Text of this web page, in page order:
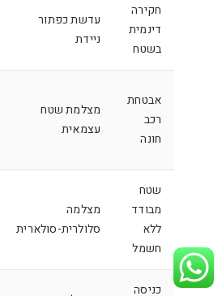
חקירה
דינמית
בשטח
עדשת כפתור
ניידת
אבטחת
רכב
חונה
מצלמת שטח
עצמאית
שטח
מבודד
ללא
חשמל
מצלמה
סלולרית-סולארית
כניסה